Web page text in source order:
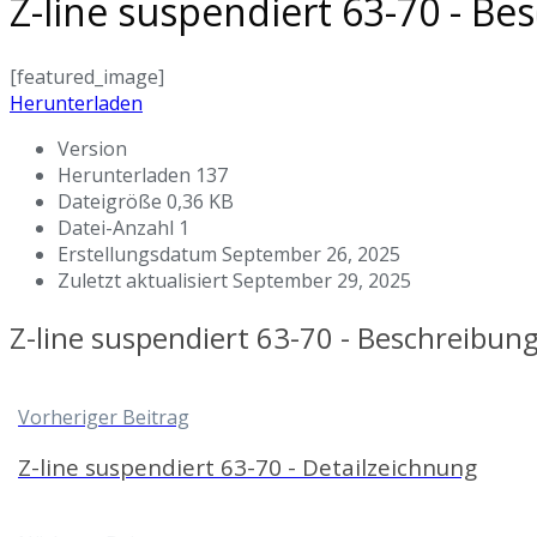
Z-line suspendiert 63-70 -
[featured_image]
Herunterladen
Version
Herunterladen 137
Dateigröße 0,36 KB
Datei-Anzahl 1
Erstellungsdatum September 26, 2025
Zuletzt aktualisiertSeptember 29, 2025
Z-line suspendiert 63-70 - Beschreibung
Vorheriger Beitrag
Z-line suspendiert 63-70 - Detailzeichnung